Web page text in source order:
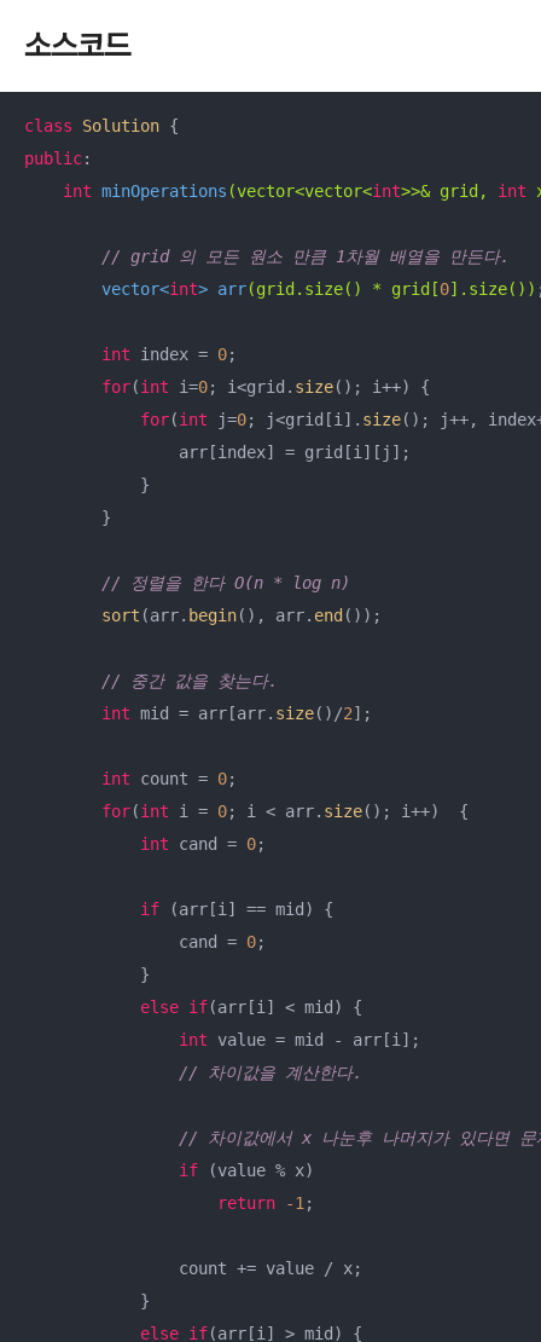
소스코드
class Solution {
public:
int minOperations (vector<vector<int>>& grid, int
// grid 의 모든 원소 만큼 1차월 배열을 만든다.
vector<int> arr(grid.size() * grid[0].size())
int index = 0;
for(int i=0; i<grid. size(); i++) {
for(int j=0; j<grid[i]. size(); j++,
                arr[index] = grid[i][j];
            }
        }
// 정렬을 한다 O(n * log n)
sort (arr. begin(), arr. end ());
// 중간 값을 찾는다.
int mid = arr[arr. size()/2];
int count = 0;
for(int i = 0; i < arr. size(); i++)  {
int cand = 0;
if (arr[i] == mid) {
                cand =
0;
            }
else if(arr[i] < mid) {
int value = mid - arr[i];
// 차이값을 계산한다.
// 차이값에서 x 나눈후 나머지가 있다면
if (value % x)
return
-1 ;
                count += value / x;
            }
else if(arr[i] > mid) {